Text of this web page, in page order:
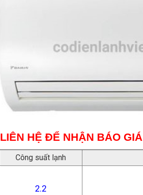
LIÊN HỆ ĐỂ NHẬN BÁO GIÁ
Công suất lạnh
2.2